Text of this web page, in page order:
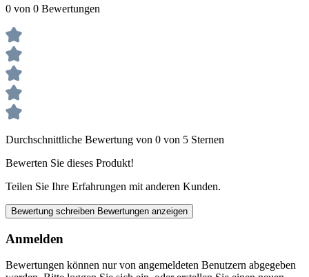
0 von 0 Bewertungen
Durchschnittliche Bewertung von 0 von 5 Sternen
Bewerten Sie dieses Produkt!
Teilen Sie Ihre Erfahrungen mit anderen Kunden.
Bewertung schreiben Bewertungen anzeigen
Anmelden
Bewertungen können nur von angemeldeten Benutzern abgegeben